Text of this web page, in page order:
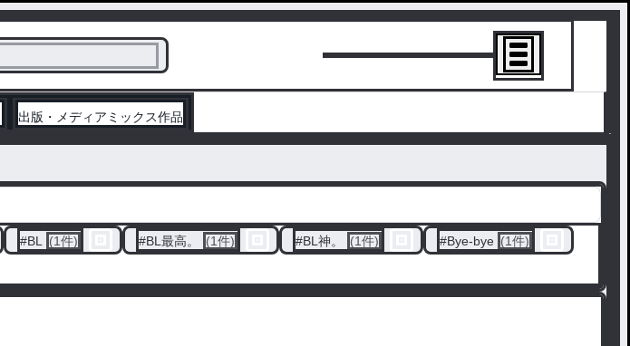
出版・メディアミックス作品
#BL (1件) #BL最高。 (1件) #BL神。 (1件) #Bye-bye (1件)